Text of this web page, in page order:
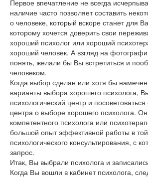
Первое впечатление не всегда
наличие часто позволяет составить
о человеке, который вскоре станет для
которому хочется доверить свои
хороший психолог или хороший
хороший человек. А взгляд на
понять, желали бы Вы встретиться и
человеком.
Когда выбор сделан или хотя бы
варианты выбора хорошего психолога,
психологический центр и
центра о выборе хорошего психолога.
компетентного психолога или
большой опыт эффективной работы в
психологического консультирования, с
запрос.
Итак, Вы выбрали психолога и
Когда Вы вошли в кабинет психолога,